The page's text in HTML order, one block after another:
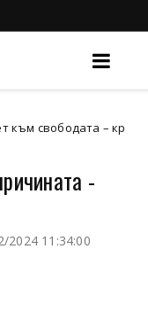
– кросовият
-
2024 11:34:00